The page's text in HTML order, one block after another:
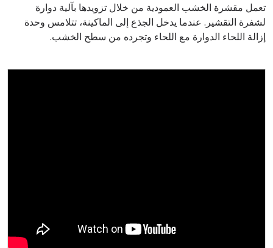
تعمل مقشرة الخشب العمودية من خلال تزويدها بآلية دوارة
لشفرة التقشير. عندما يدخل الجذع إلى الماكينة، تتلامس وحدة
إزالة اللحاء الدوارة مع اللحاء وتجرده من سطح الخشب.